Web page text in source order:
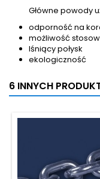
Główne powody
odporność na
możliwość
lśniący połysk
ekologiczność
6 INNYCH